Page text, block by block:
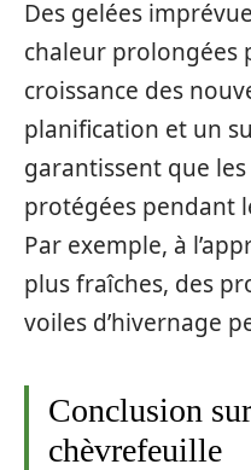
Des gelées
chaleur prolongées
croissance des
planification et un
garantissent que
protégées pendant
Par exemple, à
plus fraîches, des
voiles d’hivernage
Conclusion
chèvrefeuille